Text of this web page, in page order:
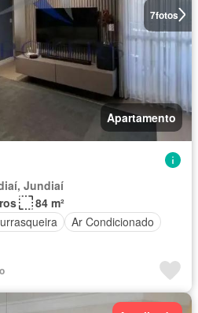
7fotos
Apartamento
Jundiaí
84 m²
Ar Condicionado